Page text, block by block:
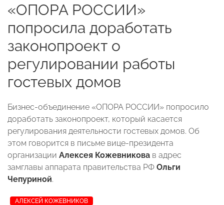
«ОПОРА РОССИИ»
попросила доработать
законопроект о
регулировании работы
гостевых домов
Бизнес-объединение «ОПОРА РОССИИ» попросило
доработать законопроект, который касается
регулирования деятельности гостевых домов. Об
этом говорится в письме вице-президента
организации Алексея Кожевникова в адрес
замглавы аппарата правительства РФ Ольги
Чепуриной.
АЛЕКСЕЙ КОЖЕВНИКОВ